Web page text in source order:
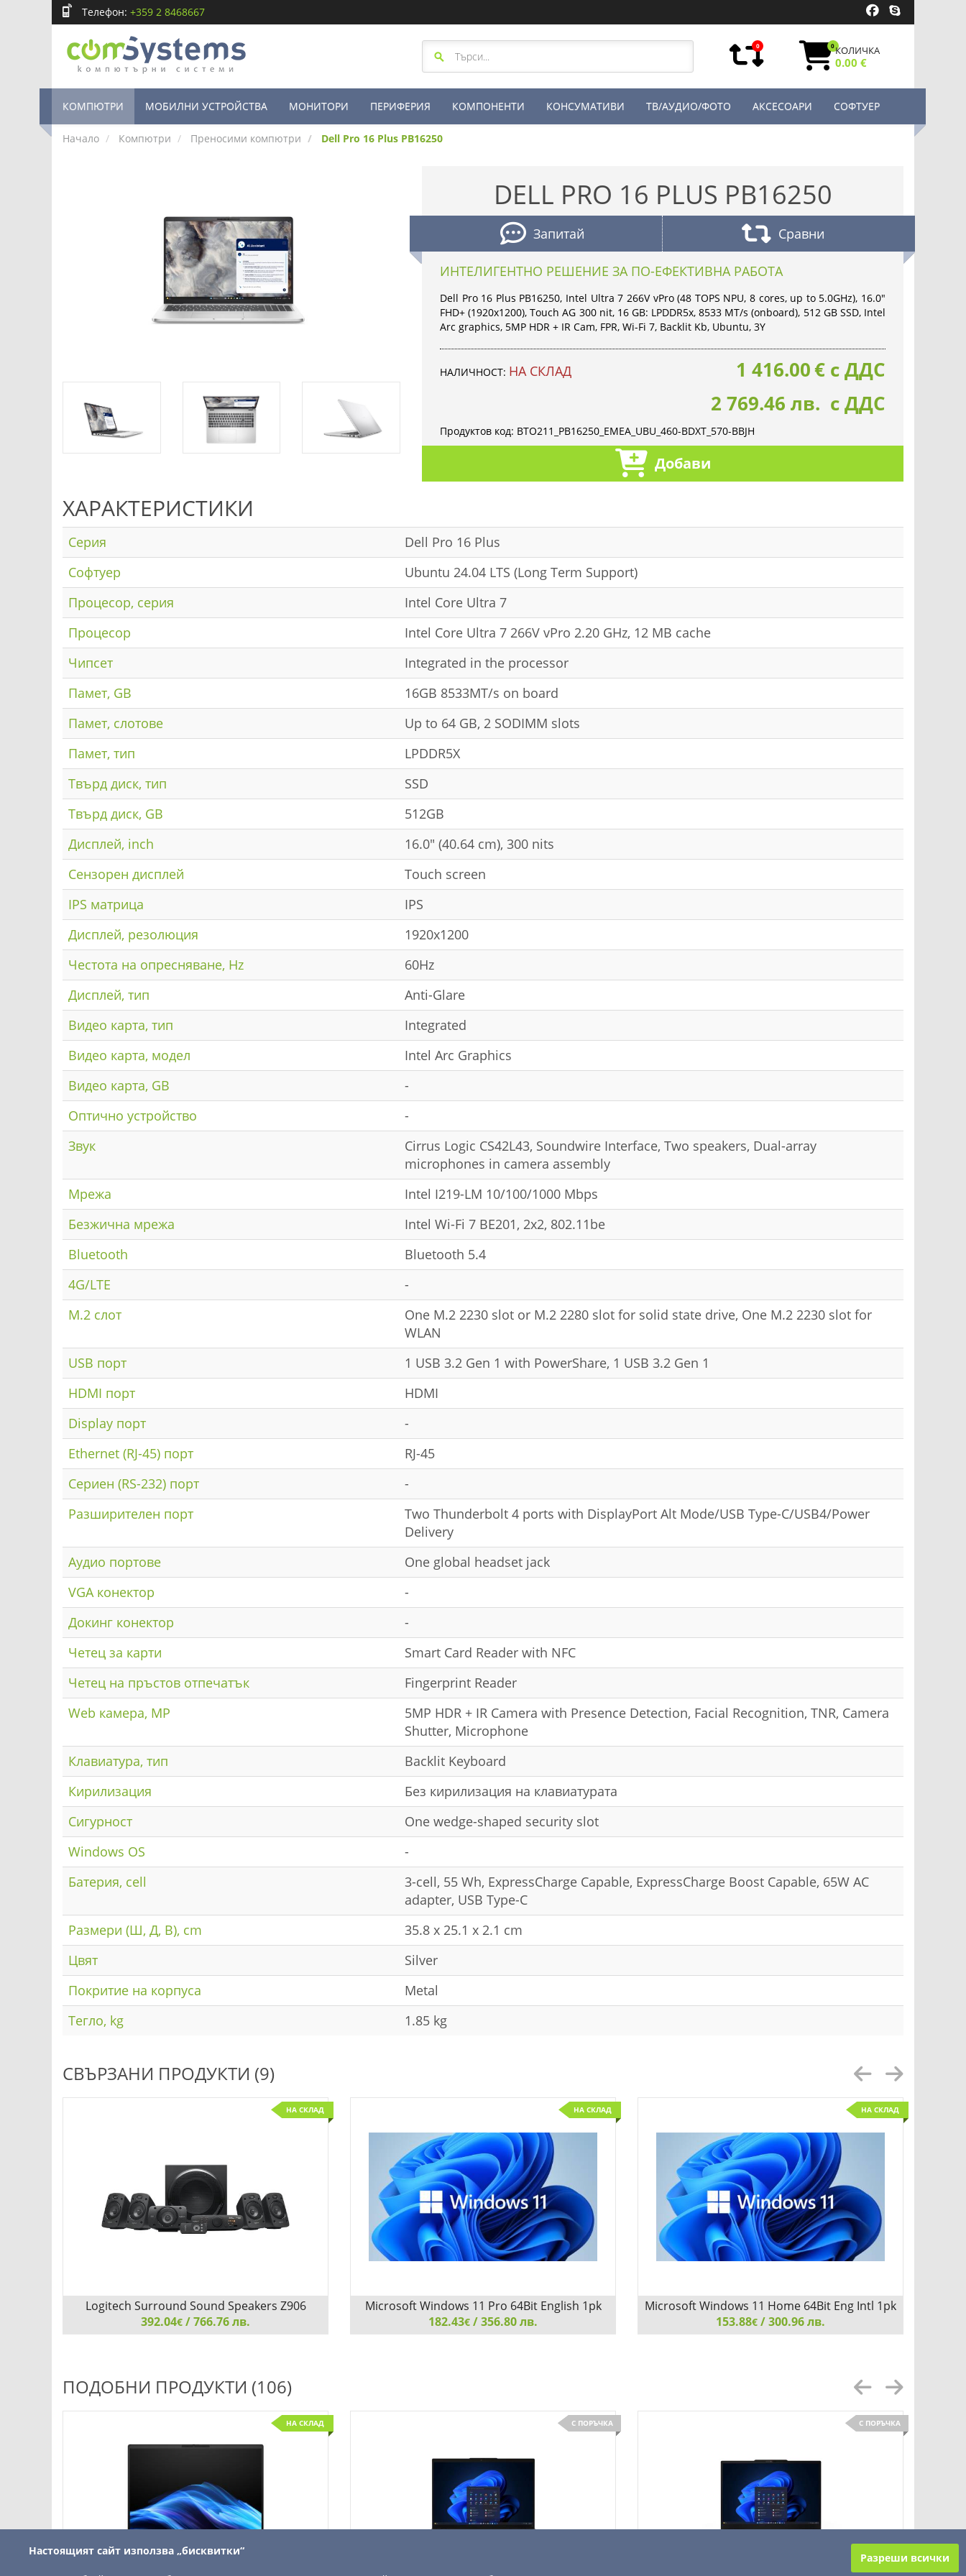
Телефон: +359 2 8468667
0 0КОЛИЧКА
0.00 €
КОМПЮТРИ МОБИЛНИ УСТРОЙСТВА МОНИТОРИ ПЕРИФЕРИЯ КОМПОНЕНТИ КОНСУМАТИВИ ТВ/АУДИО/ФОТО АКСЕСОАРИ СОФТУЕР
Начало Компютри Преносими компютри Dell Pro 16 Plus PB16250
DELL PRO 16 PLUS PB16250
Запитай Сравни
ИНТЕЛИГЕНТНО РЕШЕНИЕ ЗА ПО-ЕФЕКТИВНА РАБОТА
Dell Pro 16 Plus PB16250, Intel Ultra 7 266V vPro (48 TOPS NPU, 8 cores, up to 5.0GHz), 16.0"
FHD+ (1920x1200), Touch AG 300 nit, 16 GB: LPDDR5x, 8533 MT/s (onboard), 512 GB SSD, Intel
Arc graphics, 5MP HDR + IR Cam, FPR, Wi-Fi 7, Backlit Kb, Ubuntu, 3Y
НАЛИЧНОСТ: НА СКЛАД 1 416.00€ с ДДС
2 769.46 лв. с ДДС
Продуктов код: BTO211_PB16250_EMEA_UBU_460-BDXT_570-BBJH
Добави
ХАРАКТЕРИСТИКИ
Серия
Dell Pro 16 Plus
Софтуер
Ubuntu 24.04 LTS (Long Term Support)
Процесор, серия
Intel Core Ultra 7
Процесор
Intel Core Ultra 7 266V vPro 2.20 GHz, 12 MB cache
Чипсет
Integrated in the processor
Памет, GB
16GB 8533MT/s on board
Памет, слотове
Up to 64 GB, 2 SODIMM slots
Памет, тип
LPDDR5X
Твърд диск, тип
SSD
Твърд диск, GB
512GB
Дисплей, inch
16.0" (40.64 cm), 300 nits
Сензорен дисплей
Touch screen
IPS матрица
IPS
Дисплей, резолюция
1920x1200
Честота на опресняване, Hz
60Hz
Дисплей, тип
Anti-Glare
Видео карта, тип
Integrated
Видео карта, модел
Intel Arc Graphics
Видео карта, GB
-
Оптично устройство
-
Звук
Cirrus Logic CS42L43, Soundwire Interface, Two speakers, Dual-array
microphones in camera assembly
Мрежа
Intel I219-LM 10/100/1000 Mbps
Безжична мрежа
Intel Wi-Fi 7 BE201, 2x2, 802.11be
Bluetooth
Bluetooth 5.4
4G/LTE
-
M.2 слот
One M.2 2230 slot or M.2 2280 slot for solid state drive, One M.2 2230 slot for
WLAN
USB порт
1 USB 3.2 Gen 1 with PowerShare, 1 USB 3.2 Gen 1
HDMI порт
HDMI
Display порт
-
Ethernet (RJ-45) порт
RJ-45
Сериен (RS-232) порт
-
Разширителен порт
Two Thunderbolt 4 ports with DisplayPort Alt Mode/USB Type-C/USB4/Power
Delivery
Аудио портове
One global headset jack
VGA конектор
-
Докинг конектор
-
Четец за карти
Smart Card Reader with NFC
Четец на пръстов отпечатък
Fingerprint Reader
Web камера, MP
5MP HDR + IR Camera with Presence Detection, Facial Recognition, TNR, Camera
Shutter, Microphone
Клавиатура, тип
Backlit Keyboard
Кирилизация
Без кирилизация на клавиатурата
Сигурност
One wedge-shaped security slot
Windows OS
-
Батерия, cell
3-cell, 55 Wh, ExpressCharge Capable, ExpressCharge Boost Capable, 65W AC
adapter, USB Type-C
Размери (Ш, Д, В), cm
35.8 x 25.1 x 2.1 cm
Цвят
Silver
Покритие на корпуса
Metal
Тегло, kg
1.85 kg
СВЪРЗАНИ ПРОДУКТИ (9)
НА СКЛАД
Logitech Surround Sound Speakers Z906
392.04€ / 766.76 лв.
НА СКЛАД
Microsoft Windows 11 Pro 64Bit English 1pk
DSP OEI DVD
182.43€ / 356.80 лв.
НА СКЛАД
Microsoft Windows 11 Home 64Bit Eng Intl 1pk
DSP OEI DVD
153.88€ / 300.96 лв.
ПОДОБНИ ПРОДУКТИ (106)
НА СКЛАД С ПОРЪЧКА С ПОРЪЧКА
Настоящият сайт използва „бисквитки“
Разреши всички